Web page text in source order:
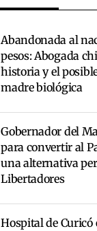
Abandonada al
pesos: Abogada
historia y el
madre biológica
Gobernador del
para convertir al
una alternativa
Libertadores
Hospital de